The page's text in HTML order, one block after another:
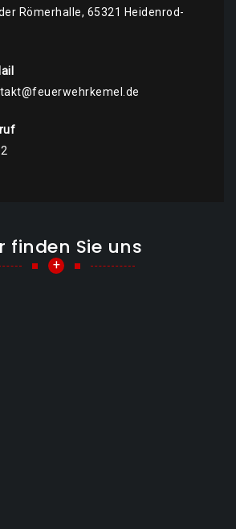
Römerhalle, 65321 Heidenrod-
finden Sie uns
+